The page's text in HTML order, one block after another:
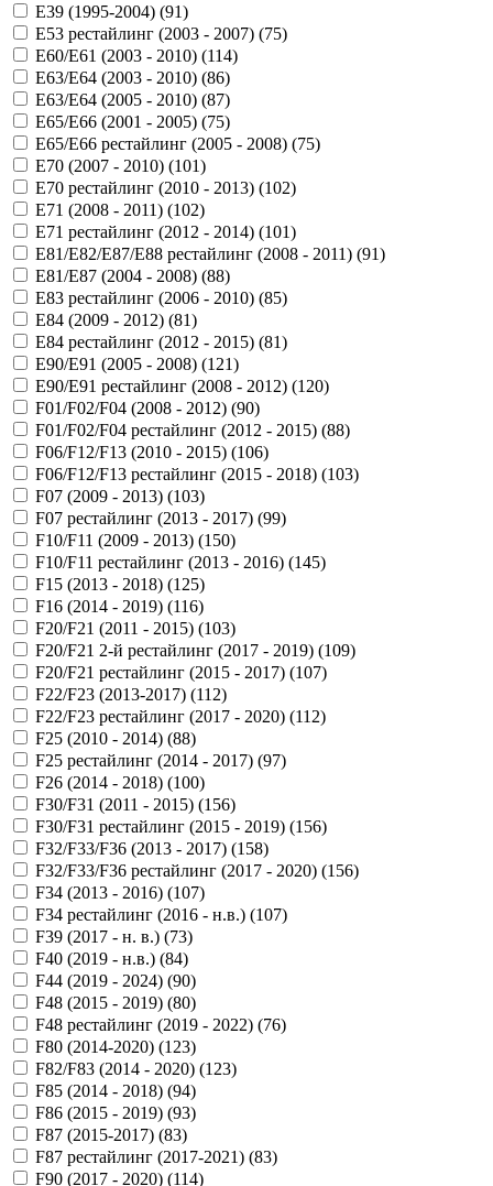
E39 (1995-2004) (91)
E53 рестайлинг (2003 - 2007) (75)
E60/E61 (2003 - 2010) (114)
E63/E64 (2003 - 2010) (86)
E63/E64 (2005 - 2010) (87)
E65/E66 (2001 - 2005) (75)
E65/E66 рестайлинг (2005 - 2008) (75)
E70 (2007 - 2010) (101)
E70 рестайлинг (2010 - 2013) (102)
E71 (2008 - 2011) (102)
E71 рестайлинг (2012 - 2014) (101)
E81/E82/E87/E88 рестайлинг (2008 - 2011) (91)
E81/E87 (2004 - 2008) (88)
E83 рестайлинг (2006 - 2010) (85)
E84 (2009 - 2012) (81)
E84 рестайлинг (2012 - 2015) (81)
E90/E91 (2005 - 2008) (121)
E90/E91 рестайлинг (2008 - 2012) (120)
F01/F02/F04 (2008 - 2012) (90)
F01/F02/F04 рестайлинг (2012 - 2015) (88)
F06/F12/F13 (2010 - 2015) (106)
F06/F12/F13 рестайлинг (2015 - 2018) (103)
F07 (2009 - 2013) (103)
F07 рестайлинг (2013 - 2017) (99)
F10/F11 (2009 - 2013) (150)
F10/F11 рестайлинг (2013 - 2016) (145)
F15 (2013 - 2018) (125)
F16 (2014 - 2019) (116)
F20/F21 (2011 - 2015) (103)
F20/F21 2-й рестайлинг (2017 - 2019) (109)
F20/F21 рестайлинг (2015 - 2017) (107)
F22/F23 (2013-2017) (112)
F22/F23 рестайлинг (2017 - 2020) (112)
F25 (2010 - 2014) (88)
F25 рестайлинг (2014 - 2017) (97)
F26 (2014 - 2018) (100)
F30/F31 (2011 - 2015) (156)
F30/F31 рестайлинг (2015 - 2019) (156)
F32/F33/F36 (2013 - 2017) (158)
F32/F33/F36 рестайлинг (2017 - 2020) (156)
F34 (2013 - 2016) (107)
F34 рестайлинг (2016 - н.в.) (107)
F39 (2017 - н. в.) (73)
F40 (2019 - н.в.) (84)
F44 (2019 - 2024) (90)
F48 (2015 - 2019) (80)
F48 рестайлинг (2019 - 2022) (76)
F80 (2014-2020) (123)
F82/F83 (2014 - 2020) (123)
F85 (2014 - 2018) (94)
F86 (2015 - 2019) (93)
F87 (2015-2017) (83)
F87 рестайлинг (2017-2021) (83)
F90 (2017 - 2020) (114)